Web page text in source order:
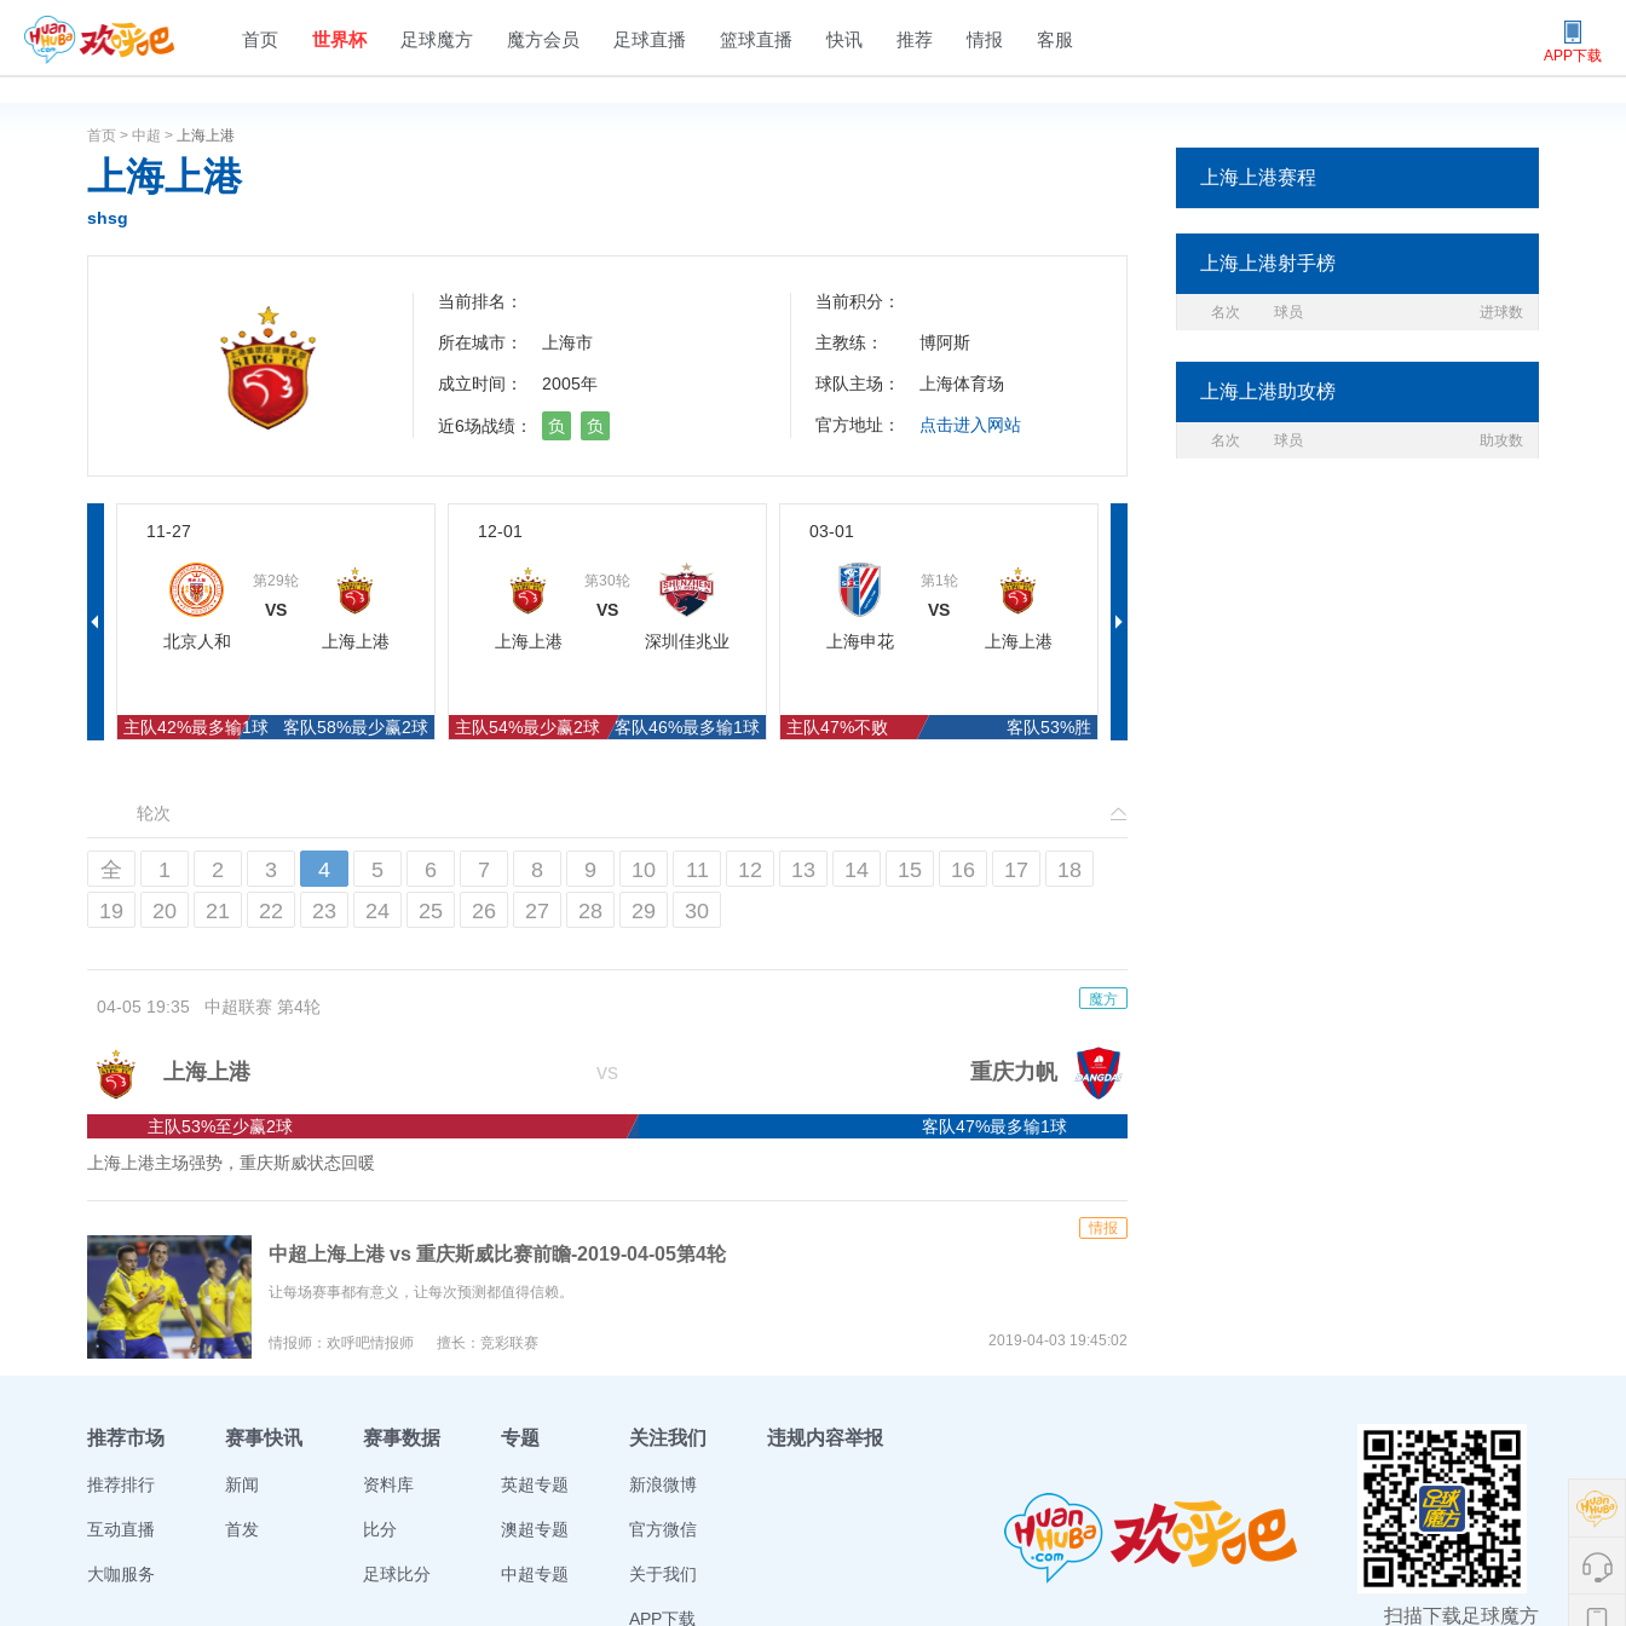
首页 世界杯 足球魔方 魔方会员 足球直播 篮球直播 快讯 推荐 情报 客服
APP下载
首页 > 中超 > 上海上港
上海上港
shsg
当前排名：
所在城市： 上海市
成立时间： 2005年
近6场战绩： 负 负
当前积分：
主教练： 博阿斯
球队主场： 上海体育场
官方地址： 点击进入网站
11-27
北京人和 上海上港
第29轮
VS
主队42%最多输1球 客队58%最少赢2球
12-01
上海上港 深圳佳兆业
第30轮
VS
主队54%最少赢2球 客队46%最多输1球
03-01
上海申花 上海上港
第1轮
VS
主队47%不败 客队53%胜
轮次
全 1 2 3 4 5 6 7 8 9 10 11 12 13 14 15 16 17
18
19
20 21 22 23 24 25 26 27 28 29 30
魔方
04-05 19:35 中超联赛 第4轮
上海上港 vs 重庆力帆
主队53%至少赢2球
客队47%最多输1球
上海上港主场强势，重庆斯威状态回暖
情报
中超上海上港 vs 重庆斯威比赛前瞻-2019-04-05第4轮
让每场赛事都有意义，让每次预测都值得信赖。
情报师：欢呼吧情报师 擅长：竞彩联赛 2019-04-03 19:45:02
上海上港赛程
上海上港射手榜
名次 球员 进球数
上海上港助攻榜
名次 球员 助攻数
推荐市场
推荐排行
互动直播
大咖服务
赛事快讯
新闻
首发
赛事数据
资料库
比分
足球比分
专题
英超专题
澳超专题
中超专题
关注我们
新浪微博
官方微信
关于我们
APP下载
违规内容举报
扫描下载足球魔方